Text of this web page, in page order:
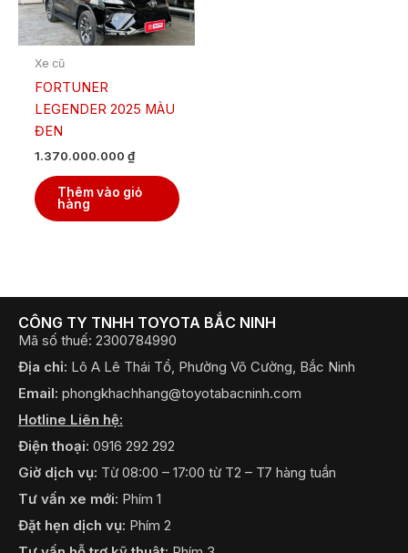
Xe cũ
FORTUNER
LEGENDER 2025 MÀU
ĐEN
1.370.000.000 ₫
Thêm vào giỏ
hàng
CÔNG TY TNHH TOYOTA BẮC NINH
Mã số thuế: 2300784990
Địa chỉ: Lô A Lê Thái Tổ, Phường Võ Cường, Bắc Ninh
Email: phongkhachhang@toyotabacninh.com
Hotline Liên hệ:
Điện thoại: 0916 292 292
Giờ dịch vụ: Từ 08:00 – 17:00 từ T2 – T7 hàng tuần
Tư vấn xe mới: Phím 1
Đặt hẹn dịch vụ: Phím 2